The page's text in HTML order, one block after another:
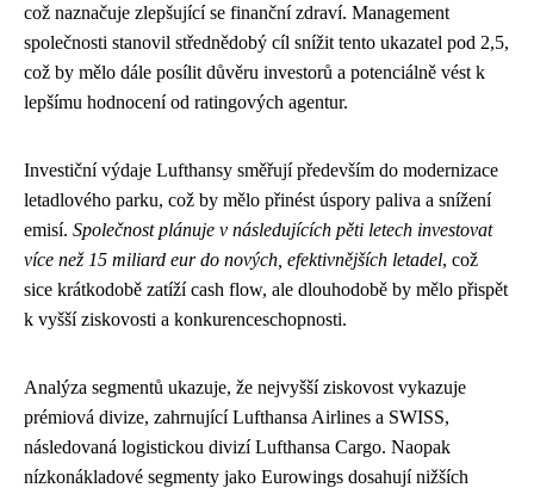
což naznačuje zlepšující se finanční zdraví. Management
společnosti stanovil střednědobý cíl snížit tento ukazatel pod 2,5,
což by mělo dále posílit důvěru investorů a potenciálně vést k
lepšímu hodnocení od ratingových agentur.
Investiční výdaje Lufthansy směřují především do modernizace
letadlového parku, což by mělo přinést úspory paliva a snížení
emisí. Společnost plánuje v následujících pěti letech investovat
více než 15 miliard eur do nových, efektivnějších letadel, což
sice krátkodobě zatíží cash flow, ale dlouhodobě by mělo přispět
k vyšší ziskovosti a konkurenceschopnosti.
Analýza segmentů ukazuje, že nejvyšší ziskovost vykazuje
prémiová divize, zahrnující Lufthansa Airlines a SWISS,
následovaná logistickou divizí Lufthansa Cargo. Naopak
nízkonákladové segmenty jako Eurowings dosahují nižších